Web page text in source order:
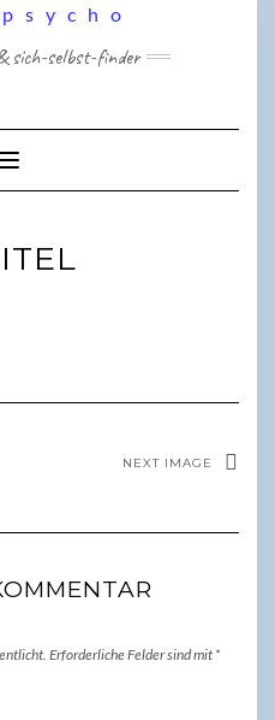
sich-selbst-finder
Toggle Navigation
NEXT IMAGE
Erforderliche Felder sind mit *